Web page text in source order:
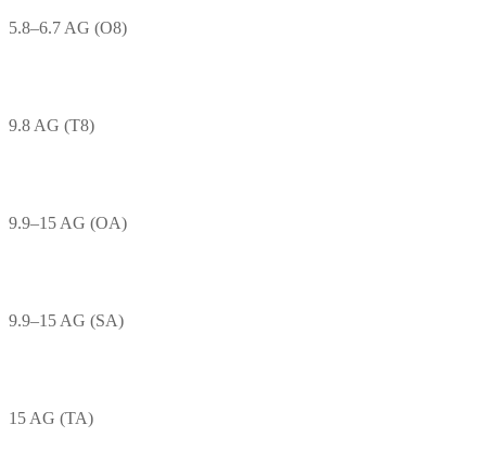
5.8–6.7 AG (O8)
9.8 AG (T8)
9.9–15 AG (OA)
9.9–15 AG (SA)
15 AG (TA)